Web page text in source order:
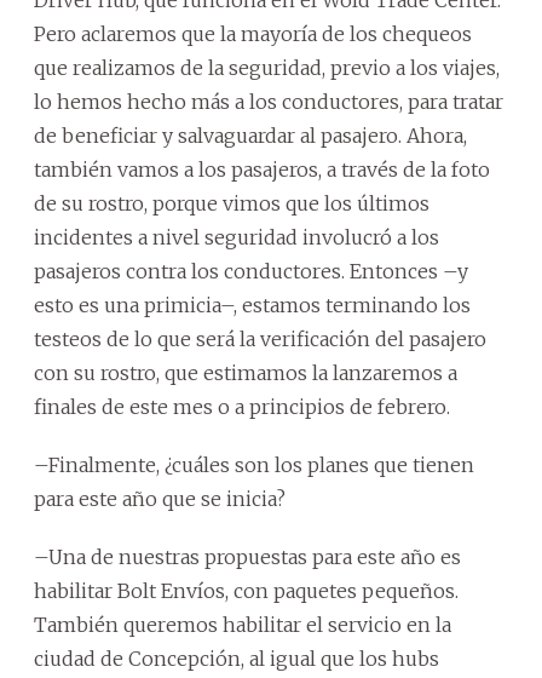
Pero aclaremos que la mayoría de los chequeos
que realizamos de la seguridad, previo a los viajes,
lo hemos hecho más a los conductores, para tratar
de beneficiar y salvaguardar al pasajero. Ahora,
también vamos a los pasajeros, a través de la foto
de su rostro, porque vimos que los últimos
incidentes a nivel seguridad involucró a los
pasajeros contra los conductores. Entonces –y
esto es una primicia–, estamos terminando los
testeos de lo que será la verificación del pasajero
con su rostro, que estimamos la lanzaremos a
finales de este mes o a principios de febrero.
–Finalmente, ¿cuáles son los planes que tienen
para este año que se inicia?
–Una de nuestras propuestas para este año es
habilitar Bolt Envíos, con paquetes pequeños.
También queremos habilitar el servicio en la
ciudad de Concepción, al igual que los hubs